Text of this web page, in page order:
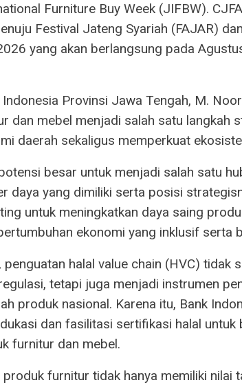
Furniture Buy Week (JIFBW).
Festival Jateng Syariah (FAJAR)
yang akan berlangsung pada
Indonesia Provinsi Jawa Tengah, M.
dan mebel menjadi salah satu langkah
daerah sekaligus memperkuat
besar untuk menjadi salah satu
daya yang dimiliki serta posisi
untuk meningkatkan daya saing
ekonomi yang inklusif serta
halal value chain (HVC) tidak
tetapi juga menjadi instrumen
produk nasional. Karena itu, Bank
dan fasilitasi sertifikasi halal
furnitur dan mebel.
furnitur tidak hanya memiliki nilai